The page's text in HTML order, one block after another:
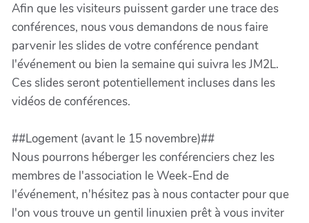
Afin que les visiteurs puissent garder une trace des
conférences, nous vous demandons de nous faire
parvenir les slides de votre conférence pendant
l'événement ou bien la semaine qui suivra les JM2L.
Ces slides seront potentiellement incluses dans les
vidéos de conférences.
##Logement (avant le 15 novembre)##
Nous pourrons héberger les conférenciers chez les
membres de l'association le Week-End de
l'événement, n'hésitez pas à nous contacter pour que
l'on vous trouve un gentil linuxien prêt à vous inviter